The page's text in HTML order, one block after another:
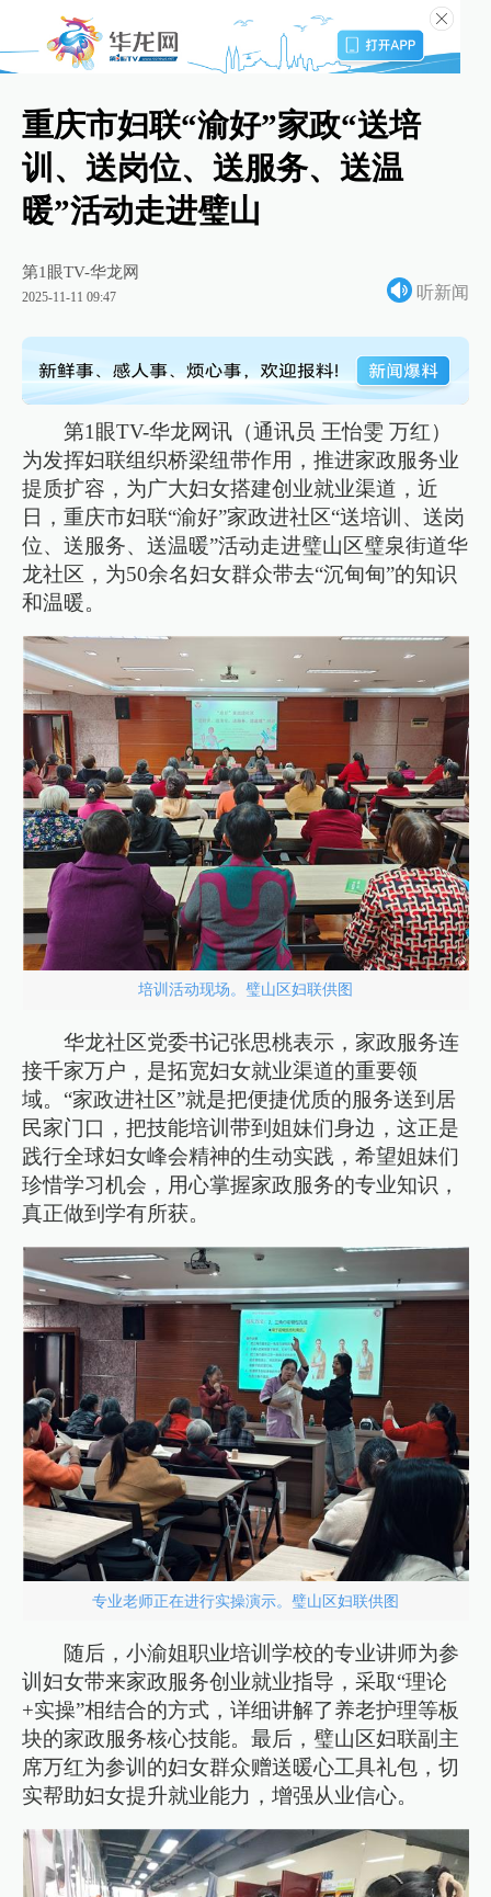
重庆市妇联“渝好”家政“送培
训、送岗位、送服务、送温
暖”活动走进璧山
第1眼TV-华龙网
2025-11-11 09:47 听新闻
第1眼TV-华龙网讯（通讯员 王怡雯 万红）
为发挥妇联组织桥梁纽带作用，推进家政服务业
提质扩容，为广大妇女搭建创业就业渠道，近
日，重庆市妇联“渝好”家政进社区“送培训、送岗
位、送服务、送温暖”活动走进璧山区璧泉街道华
龙社区，为50余名妇女群众带去“沉甸甸”的知识
和温暖。
培训活动现场。璧山区妇联供图
华龙社区党委书记张思桃表示，家政服务连
接千家万户，是拓宽妇女就业渠道的重要领
域。“家政进社区”就是把便捷优质的服务送到居
民家门口，把技能培训带到姐妹们身边，这正是
践行全球妇女峰会精神的生动实践，希望姐妹们
珍惜学习机会，用心掌握家政服务的专业知识，
真正做到学有所获。
专业老师正在进行实操演示。璧山区妇联供图
随后，小渝姐职业培训学校的专业讲师为参
训妇女带来家政服务创业就业指导，采取“理论
+实操”相结合的方式，详细讲解了养老护理等板
块的家政服务核心技能。最后，璧山区妇联副主
席万红为参训的妇女群众赠送暖心工具礼包，切
实帮助妇女提升就业能力，增强从业信心。